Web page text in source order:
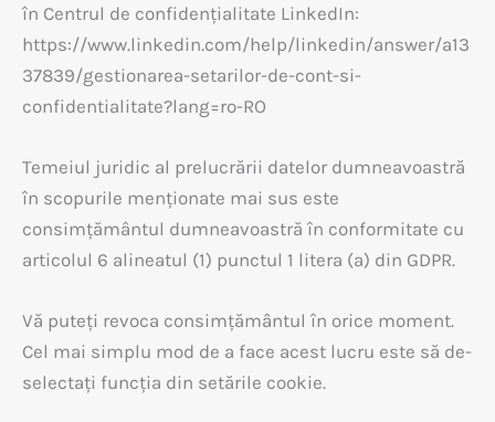
în Centrul de confidențialitate LinkedIn:
https://www.linkedin.com/help/linkedin/answer/a13
37839/gestionarea-setarilor-de-cont-si-
confidentialitate?lang=ro-RO
Temeiul juridic al prelucrării datelor dumneavoastră
în scopurile menționate mai sus este
consimțământul dumneavoastră în conformitate cu
articolul 6 alineatul (1) punctul 1 litera (a) din GDPR.
Vă puteți revoca consimțământul în orice moment.
Cel mai simplu mod de a face acest lucru este să de-
selectați funcția din setările cookie.